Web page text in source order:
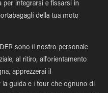
per integrarsi e fissarsi in
della tua moto
sono il nostro personale
al ritiro, all'orientamento
apprezzerai il
la guida e i tour che ognuno di